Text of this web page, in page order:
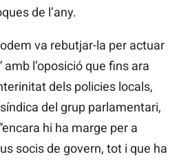
de l’any.
va rebutjar-la per actuar
amb l’oposició que fins ara
dels policies locals,
del grup parlamentari,
hi ha marge per a
socis de govern, tot i que ha